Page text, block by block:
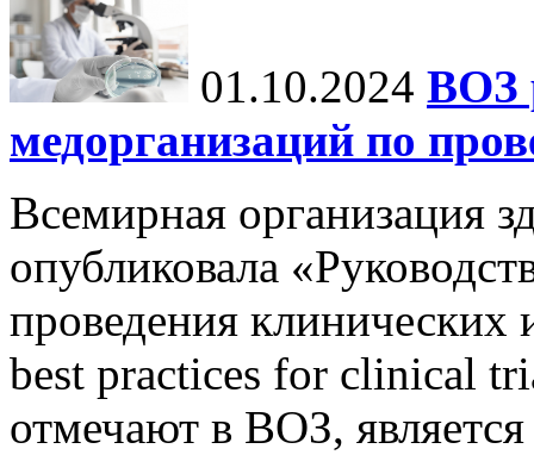
01.10.2024 ВОЗ
медорганизаций по
Всемирная организация
опубликовала
проведения клинических
best practices for clinical
отмечают в ВОЗ,